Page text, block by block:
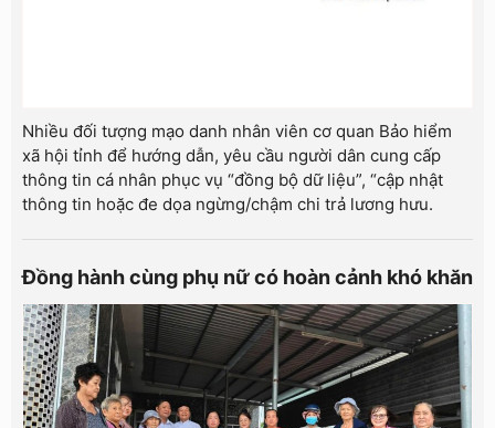
Nhiều đối tượng mạo danh nhân viên cơ quan Bảo hiểm
xã hội tỉnh để hướng dẫn, yêu cầu người dân cung cấp
thông tin cá nhân phục vụ “đồng bộ dữ liệu”, “cập nhật
thông tin hoặc đe dọa ngừng/chậm chi trả lương hưu.
Đồng hành cùng phụ nữ có hoàn cảnh khó khăn